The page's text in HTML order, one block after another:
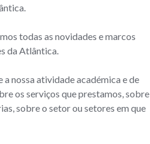
todas as novidades e marcos
da Atlântica.
a nossa atividade académica e de
os serviços que prestamos, sobre
sobre o setor ou setores em que